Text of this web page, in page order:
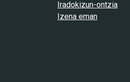
Iradokizun-ontzia
Izena eman